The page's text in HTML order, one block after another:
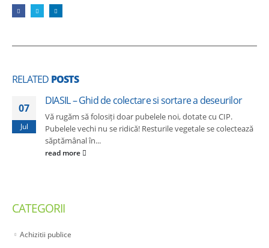
RELATED POSTS
07
Jul
DIASIL – Ghid de colectare si sortare a deseurilor
Vă rugăm să folosiți doar pubelele noi, dotate cu CIP.
Pubelele vechi nu se ridică! Resturile vegetale se colectează
săptămânal în...
read more
CATEGORII
Achizitii publice